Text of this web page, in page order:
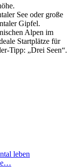
See oder große
Gipfel.
Alpen im
Startplätze für
Tipp: „Drei Seen“.
leben